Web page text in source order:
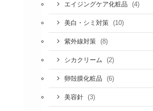
エイジングケア化粧品 (4)
美白・シミ対策 (10)
紫外線対策 (8)
シカクリーム (2)
卵殻膜化粧品 (6)
美容針 (3)